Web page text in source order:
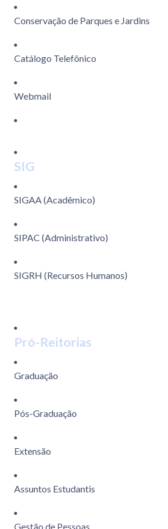
Conservação de Parques e Jardins
Catálogo Telefônico
Webmail
SIG
SIGAA (Acadêmico)
SIPAC (Administrativo)
SIGRH (Recursos Humanos)
Pró-Reitorias
Graduação
Pós-Graduação
Extensão
Assuntos Estudantis
Gestão de Pessoas